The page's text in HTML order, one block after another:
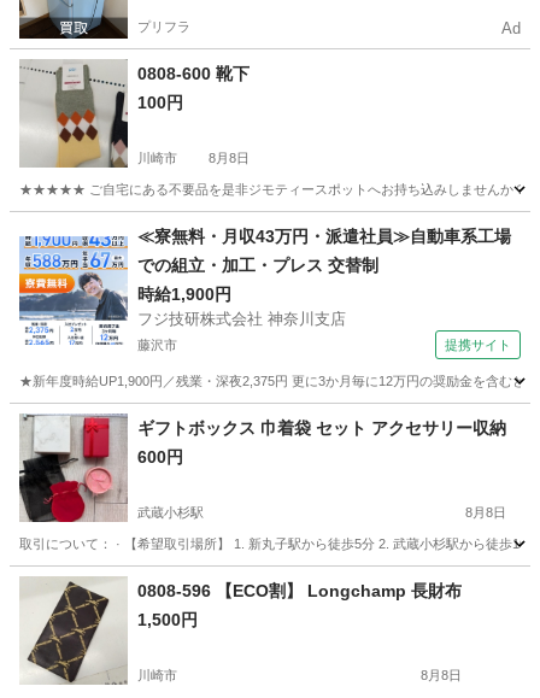
プリフラ Ad
0808-600 靴下
100円
川崎市 8月8日
★★★★★ ご自宅にある不要品を是非ジモティースポットへお持ち込みしませんか？
小物 現地
≪寮無料・月収43万円・派遣社員≫自動車系工場
での組立・加工・プレス 交替制
時給1,900円
フジ技研株式会社 神奈川支店
藤沢市 提携サイト
★新年度時給UP1,900円／残業・深夜2,375円 更に3か月毎に12万円の奨励金を含む
神奈川 藤沢市 その他
ギフトボックス 巾着袋 セット アクセサリー収納
600円
武蔵小杉駅 8月8日
取引について： · 【希望取引場所】 1. 新丸子駅から徒歩5分 2. 武蔵小杉駅から徒歩
神奈川 川崎市 武蔵小杉駅 小物
0808-596 【ECO割】 Longchamp 長財布
1,500円
川崎市 8月8日